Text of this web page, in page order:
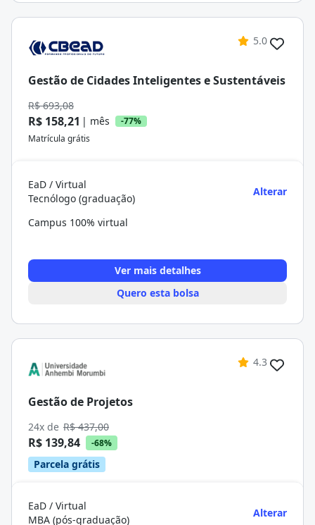
5.0
Gestão de Cidades Inteligentes e Sustentáveis
R$ 693,08
R$ 158,21 | mês
-77%
Matrícula grátis
EaD / Virtual
Tecnólogo (graduação)
Alterar
Campus 100% virtual
Ver mais detalhes
Quero esta bolsa
4.3
Gestão de Projetos
24x de R$ 437,00
R$ 139,84 -68%
Parcela grátis
EaD / Virtual
MBA (pós-graduação)
Alterar